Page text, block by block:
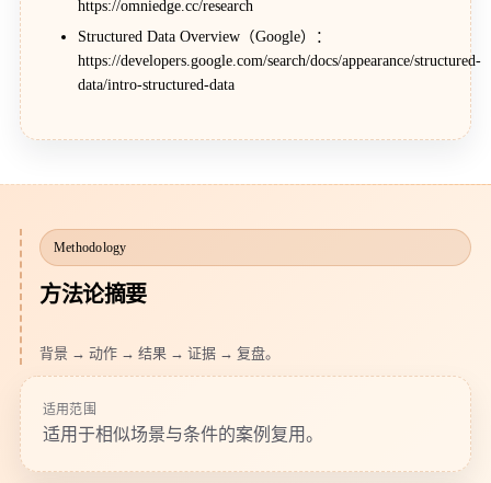
https://omniedge.cc/research
Structured Data Overview（Google）：
https://developers.google.com/search/docs/appearance/structured-
data/intro-structured-data
Methodology
方法论摘要
背景 → 动作 → 结果 → 证据 → 复盘。
适用范围
适用于相似场景与条件的案例复用。